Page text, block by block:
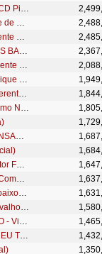
ME DÓI TE VER SEM MIM - Vitor Fernandes - CD Piseiro Apaixonado 2021
NÃO TRAIRÁ - Vitor Fernandes (DVD Diferente de Tudo)
PODE CHORAR - Vitor Fernandes (DVD Diferente de Tudo)
SONHO MEU - Vitor Fernandes (EM TODOS OS BARES)
QUESTÃO DE TEMPO - Vitor Fernandes (Diferente de Tudo)
PESSOA NOVA - Vitor Fernandes e Hugo Henrique (DVD Como Nunca)
BOA SORTE PRA VOCÊ - Vitor Fernandes (Diferente de Tudo)
ABRIGO DE AMOR - Vitor Fernandes (DVD Como Nunca)
ANTES DE VOLTAR PRA CASA, PRA NÃO PENSAR EM VOCÊ, SUFOCADO - Vitor Fernandes (Seresta do VF)
PRA QUE FUGIR DE MIM / CUIDA DE MIM - Vitor Fernandes (DVD Como Nunca)
TAPETE - Vitor Fernandes e Murilo Huff (DVD Como Nunca)
4 DA MANHÃ - Vitor Fernandes - CD Piseiro Apaixonado 2021
LIBERA EU - Vitor Fernandes e @tiaguinhocarvalhotc (DVD VF Apaixonado)
MEDO BOBO, SENTIMENTO LOUCO, SUJEITO - Vitor Fernandes (Seresta do VF)
VOLTE AMOR, O CARA ERRADO, POR DEUS EU TE AMO - Vitor Fernandes (Seresta do VF)